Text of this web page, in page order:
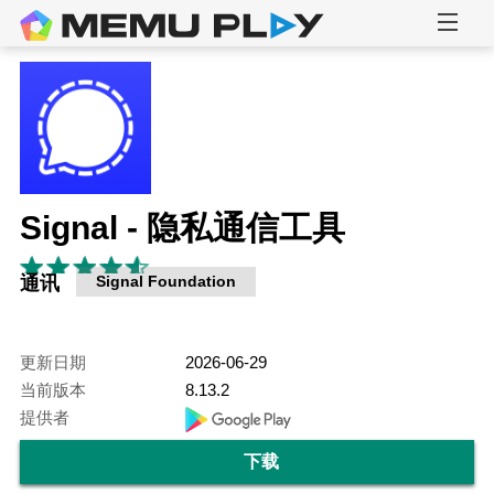
Signal - 隐私通信工具
通讯 Signal Foundation
更新日期
2026-06-29
当前版本
8.13.2
提供者
下载